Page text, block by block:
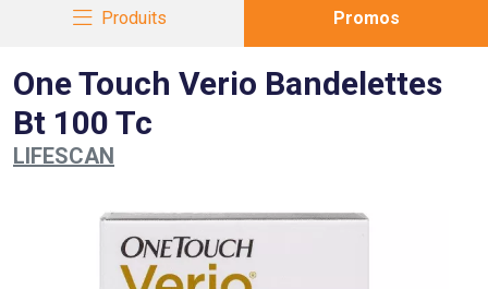
Produits Promos
One Touch Verio Bandelettes
Bt 100 Tc
LIFESCAN